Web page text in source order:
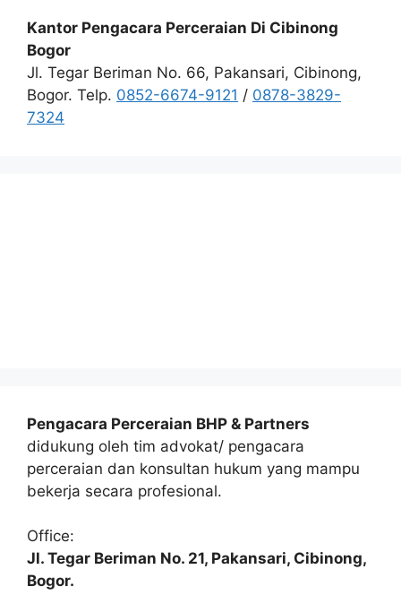
Kantor Pengacara Perceraian Di Cibinong
Bogor
Jl. Tegar Beriman No. 66, Pakansari, Cibinong,
Bogor. Telp. 0852-6674-9121 / 0878-3829-
7324
Pengacara Perceraian BHP & Partners
didukung oleh tim advokat/ pengacara
perceraian dan konsultan hukum yang mampu
bekerja secara profesional.
Office:
Jl. Tegar Beriman No. 21, Pakansari, Cibinong,
Bogor.